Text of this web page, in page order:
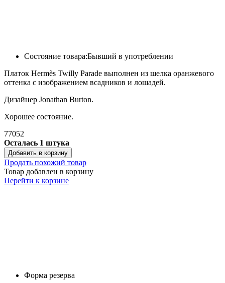
Состояние товара:Бывший в употреблении
Платок Hermès Twilly Parade выполнен из шелка оранжевого
оттенка с изображением всадников и лошадей.
Дизайнер Jonathan Burton.
Хорошее состояние.
77052
Осталась 1 штука
Добавить в корзину
Продать похожий товар
Товар добавлен в корзину
Перейти к корзине
Форма резерва